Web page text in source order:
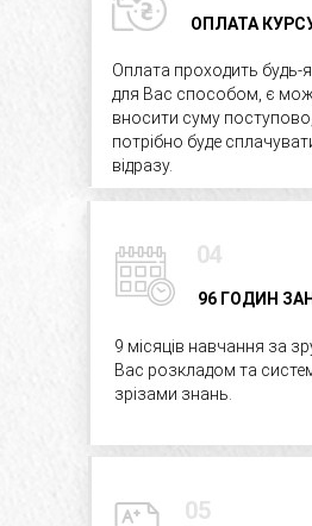
Оплата проходить будь-
для Вас способом, є
вносити суму
потрібно буде
відразу.
ОПЛАТА
04
96 ГОДИН
9 місяців навчання за
Вас розкладом та
зрізами знань.
05
ОПЛАТА
96 ГОДИН
Оплата проходить будь-
для Вас способом, є
вносити суму
потрібно буде
відразу.
9 місяців навчання за
Вас розкладом та
зрізами знань.
04
05